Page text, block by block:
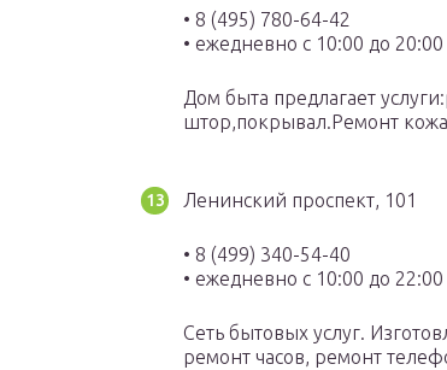
• 8 (495) 780-64-42
• ежедневно с 10:00 до 20:00
Дом быта предлагает
штор,покрывал.Ремонт
Ленинский проспект, 101
• 8 (499) 340-54-40
• ежедневно с 10:00 до 22:00
Сеть бытовых услуг.
ремонт часов, ремонт